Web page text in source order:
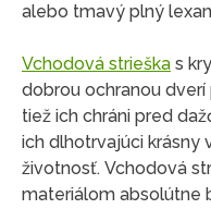
alebo tmavý plný
Vchodová strieška s
dobrou ochranou
tiež ich chráni pred
ich dlhotrvajúci krásny
životnosť. Vchodová
materiálom absolútne